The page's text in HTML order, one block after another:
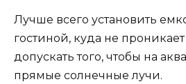
Лучше всего установить
гостиной, куда не проникает
допускать того, чтобы на
прямые солнечные лучи.